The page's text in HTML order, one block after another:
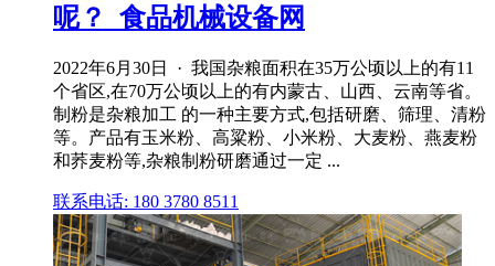
呢？_食品机械设备网
2022年6月30日 · 我国杂粮面积在35万公顷以上的有11
个省区,在70万公顷以上的有内蒙古、山西、云南等省。
制粉是杂粮加工 的一种主要方式,包括研磨、筛理、清粉
等。产品有玉米粉、高粱粉、小米粉、大麦粉、燕麦粉
和荞麦粉等,杂粮制粉研磨通过一定 ...
联系电话: 180 3780 8511